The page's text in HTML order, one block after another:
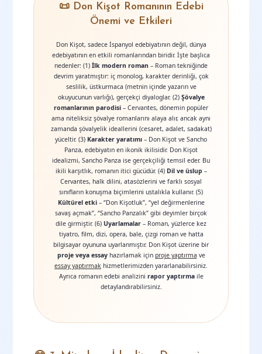
📜 Don Kişot Romanının Edebi
Önemi ve Etkileri
Don Kişot, sadece İspanyol edebiyatının değil, dünya
edebiyatının en etkili romanlarından biridir. İşte başlıca
nedenler: (1) İlk modern roman – Roman tekniğinde
devrim yaratmıştır: iç monolog, karakter derinliği, çok
seslilik, üstkurmaca (metnin içinde yazarın ve
okuyucunun varlığı), gerçekçi diyaloglar. (2) Şövalye
romanlarının parodisi – Cervantes, dönemin popüler
ama niteliksiz şövalye romanlarını alaya alır, ancak aynı
zamanda şövalyelik ideallerini (cesaret, adalet, sadakat)
yüceltir. (3) Karakter yaratımı – Don Kişot ve Sancho
Panza, edebiyatın en ikonik ikilisidir. Don Kişot
idealizmi, Sancho Panza ise gerçekçiliği temsil eder. Bu
ikili karşıtlık, romanın itici gücüdür. (4) Dil ve üslup–
Cervantes, halk dilini, atasözlerini ve farklı sosyal
sınıfların konuşma biçimlerini ustalıkla kullanır. (5)
Kültürel etki– “Don Kişotluk”, “yel değirmenlerine
savaş açmak”, “Sancho Panzalık” gibi deyimler birçok
dile girmiştir. (6) Uyarlamalar – Roman, yüzlerce kez
tiyatro, film, dizi, opera, bale, çizgi roman ve hatta
bilgisayar oyununa uyarlanmıştır. Don Kişot üzerine bir
proje veya essayhazırlamak için proje yaptırma ve
essay yaptırmak hizmetlerimizden yararlanabilirsiniz.
Ayrıca romanın edebi analizini rapor yaptırmaile
detaylandırabilirsiniz.